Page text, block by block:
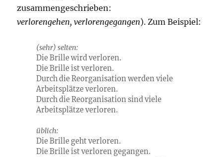
zusammengeschrieben:
verlorengehen,verlorengegangen). Zum Beispiel:
(sehr) selten:
Die Brille wird verloren.
Die Brille ist verloren.
Durch die Reorganisation werden viele
Arbeitsplätze verloren.
Durch die Reorganisation sind viele
Arbeitsplätze verloren.
üblich:
Die Brille geht verloren.
Die Brille ist verloren gegangen.